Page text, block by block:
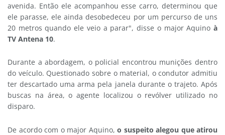
avenida. Então ele acompanhou esse carro, determinou que
ele parasse, ele ainda desobedeceu por um percurso de uns
20 metros quando ele veio a parar", disse o major Aquino à
TV Antena 10.
Durante a abordagem, o policial encontrou munições dentro
do veículo. Questionado sobre o material, o condutor admitiu
ter descartado uma arma pela janela durante o trajeto. Após
buscas na área, o agente localizou o revólver utilizado no
disparo.
De acordo com o major Aquino, o suspeito alegou que atirou